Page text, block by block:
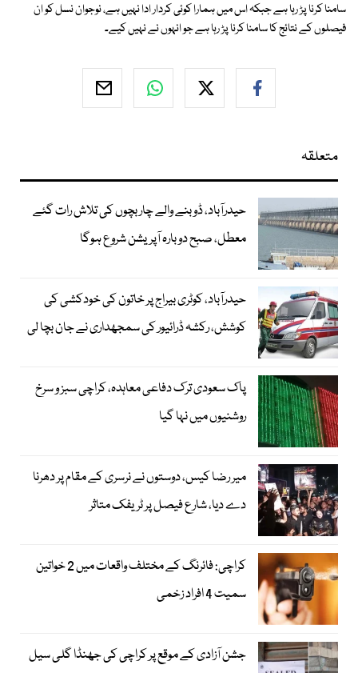
سامنا کرنا پڑ رہا ہے جبکہ اس میں ہمارا کوئی کردار ادا نہیں ہے، نوجوان نسل کو ان
فیصلوں کے نتائج کا سامنا کرنا پڑ رہا ہے جو انہوں نے نہیں کیے۔
متعلقہ
حیدرآباد، ڈوبنے والے چار بچوں کی تلاش رات گئے
معطل، صبح دوبارہ آپریشن شروع ہوگا
حیدرآباد، کوٹری بیراج پر خاتون کی خودکشی کی
کوشش، رکشہ ڈرائیور کی سمجھداری نے جان بچا لی
پاک سعودی ترک دفاعی معاہدہ، کراچی سبز و سرخ
روشنیوں میں نہا گیا
میر رضا کیس، دوستوں نے نرسری کے مقام پر دھرنا
دے دیا، شارع فیصل پر ٹریفک متاثر
کراچی: فائرنگ کے مختلف واقعات میں 2 خواتین
سمیت 4 افراد زخمی
جشن آزادی کے موقع پر کراچی کی جھنڈا گلی سیل